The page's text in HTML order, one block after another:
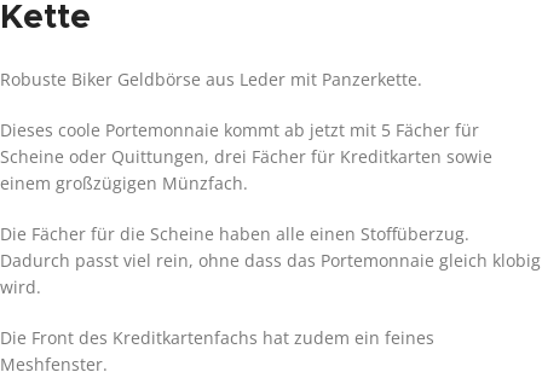
Kette
Robuste Biker Geldbörse aus Leder mit Panzerkette.
Dieses coole Portemonnaie kommt ab jetzt mit 5 Fächer für
Scheine oder Quittungen, drei Fächer für Kreditkarten sowie
einem großzügigen Münzfach.
Die Fächer für die Scheine haben alle einen Stoffüberzug.
Dadurch passt viel rein, ohne dass das Portemonnaie gleich klobig
wird.
Die Front des Kreditkartenfachs hat zudem ein feines
Meshfenster.